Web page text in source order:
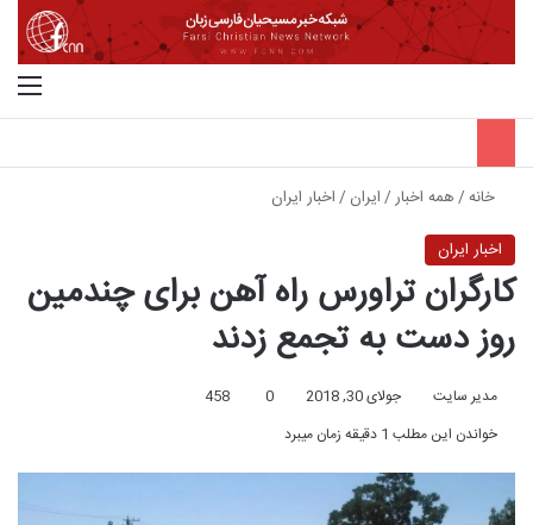
خانه/همه اخبار/ایران /اخبار ایران
اخبار ایران
کارگران تراورس راه آهن برای چندمین
روز دست به تجمع زدند
مدیر سایت جولای 30, 2018 0
458
خواندن این مطلب 1 دقیقه زمان میبرد